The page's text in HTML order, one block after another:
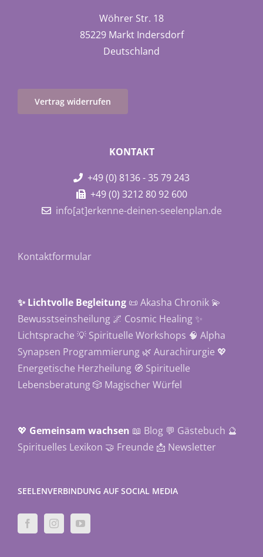
Wöhrer Str. 18
85229 Markt Indersdorf
Deutschland
Vertrag widerrufen
KONTAKT
+49 (0) 8136 - 35 79 243
+49 (0) 3212 80 92 600
info[at]erkenne-deinen-seelenplan.de
Kontaktformular
✨ Lichtvolle Begleitung 📜 Akasha Chronik 💫
Bewusstseinsheilung 🌌 Cosmic Healing ✨
Lichtsprache 💡 Spirituelle Workshops 🧠 Alpha
Synapsen Programmierung 🌿 Aurachirurgie 💖
Energetische Herzheilung 🧭 Spirituelle
Lebensberatung🎲 Magischer Würfel
💖 Gemeinsam wachsen 📖 Blog 💬 Gästebuch 🔮
Spirituelles Lexikon 🤝 Freunde 📩 Newsletter
SEELENVERBINDUNG AUF SOCIAL MEDIA